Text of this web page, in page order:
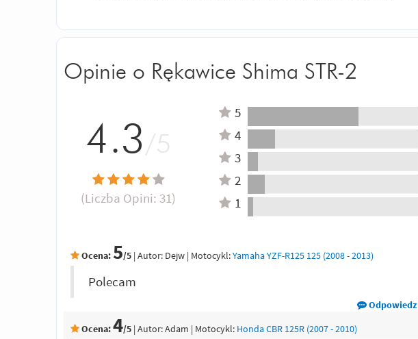
Opinie o Rękawice Shima STR-2
4.3/5
(Liczba Opini: 31)
5
4
3
2
1
Ocena: 5/5 | Autor: Dejw | Motocykl:Yamaha YZF-R125 125 (2008 - 2013)
Polecam
Odpowiedz
Ocena:4/5 | Autor:Adam | Motocykl: Honda CBR 125R (2007 - 2010)